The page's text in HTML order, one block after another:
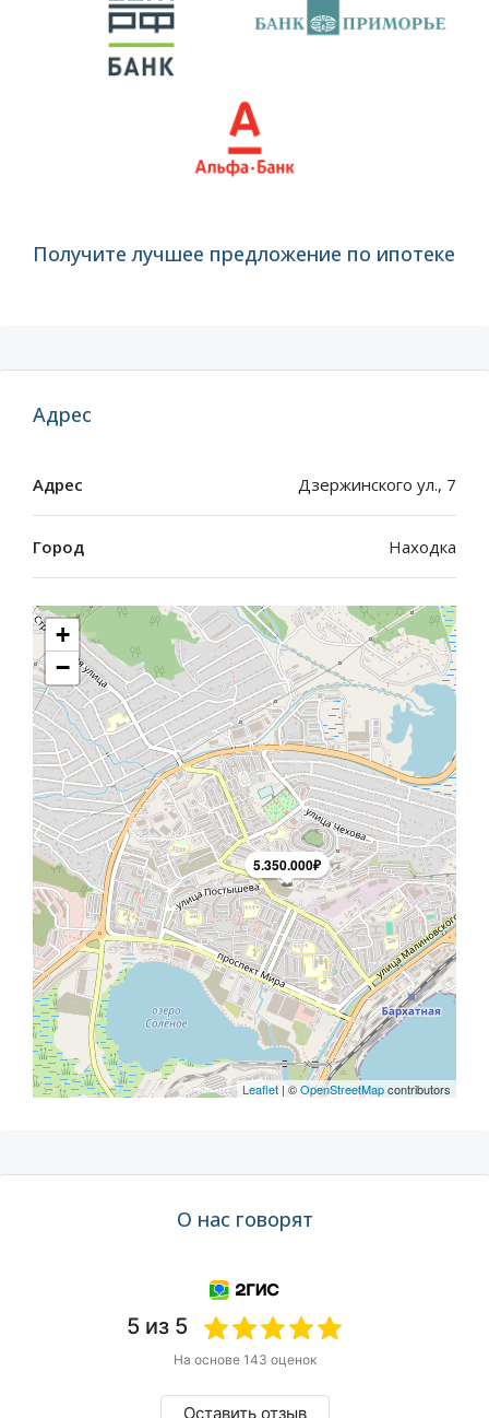
Получите лучшее предложение по ипотеке
Адрес
Адрес Дзержинского ул., 7
Город Находка
5.350.000₽
+
−
Leaflet | ©OpenStreetMapcontributors
О нас говорят
5 из 5
На основе 143 оценок
Оставить отзыв